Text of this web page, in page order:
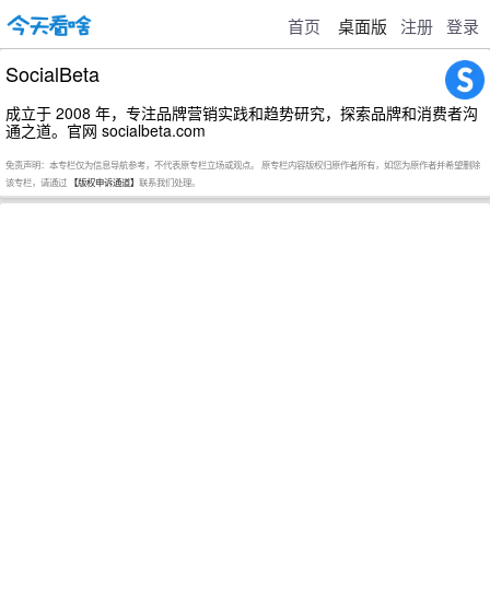
首页 桌面版 注册 登录
SocialBeta
成立于 2008 年，专注品牌营销实践和趋势研究，探索品牌和消费者沟
通之道。官网 socialbeta.com
免责声明：本专栏仅为信息导航参考，不代表原专栏立场或观点。 原专栏内容版权归原作者所有，如您为原作者并希望删除
该专栏，请通过 【版权申诉通道】 联系我们处理。